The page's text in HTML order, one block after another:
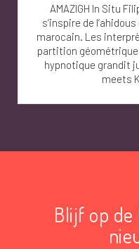
AMAZIGH In Situ
s’inspire de
marocain. Les
partition
hypnotique grandit
meets
Blijf op de